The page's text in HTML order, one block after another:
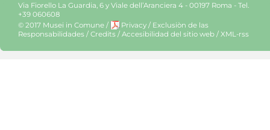
Via Fiorello La Guardia, 6 y Viale dell’Aranciera 4 - 00197 Roma - Tel.
+39 060608
© 2017 Musei in Comune / Privacy / Exclusiòn de las
Responsabilidades / Credits / Accesibilidad del sitio web / XML-rss